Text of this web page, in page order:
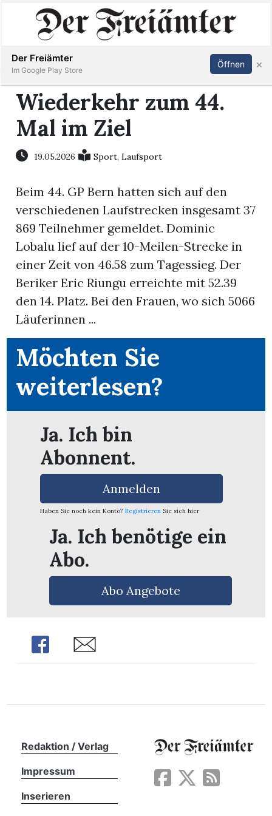
Immobilien
Veranstaltungen
Stellen
E-
Newsletter
App
Inserieren Abonnieren Anmelden
Wiederkehr zum 44.
Mal im Ziel
19.05.2026 Sport,Laufsport
Beim 44. GP Bern hatten sich auf den
verschiedenen Laufstrecken insgesamt 37
869 Teilnehmer gemeldet. Dominic
Lobalu lief auf der 10-Meilen-Strecke in
einer Zeit von 46.58 zum Tagessieg. Der
Beriker Eric Riungu erreichte mit 52.39
den 14. Platz. Bei den Frauen, wo sich 5066
Läuferinnen ...
Möchten Sie
weiterlesen?
Ja. Ich bin
Abonnent.
Anmelden
Haben Sie noch kein Konto? Registrieren Sie sich hier
Ja. Ich benötige ein
Abo.
Abo Angebote
Share Share
Redaktion / Verlag
Impressum
Inserieren
Der Freiämter
Im Google Play Store
Öffnen ×